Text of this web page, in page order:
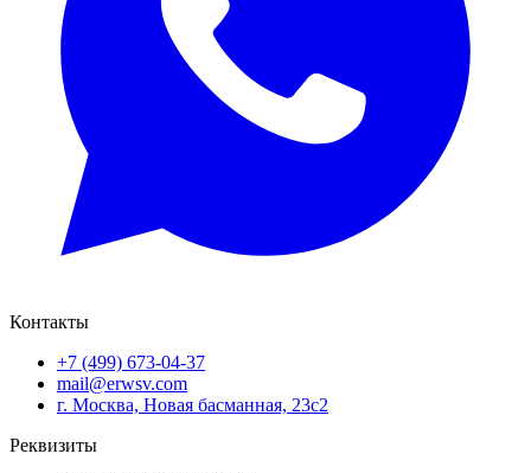
Контакты
+7 (499) 673-04-37
mail@erwsv.com
г. Москва, Новая басманная, 23с2
Реквизиты